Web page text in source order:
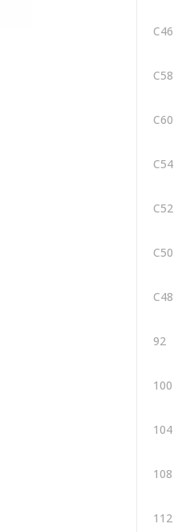
C46
C58
C60
C54
C52
C50
C48
92
100
104
108
112